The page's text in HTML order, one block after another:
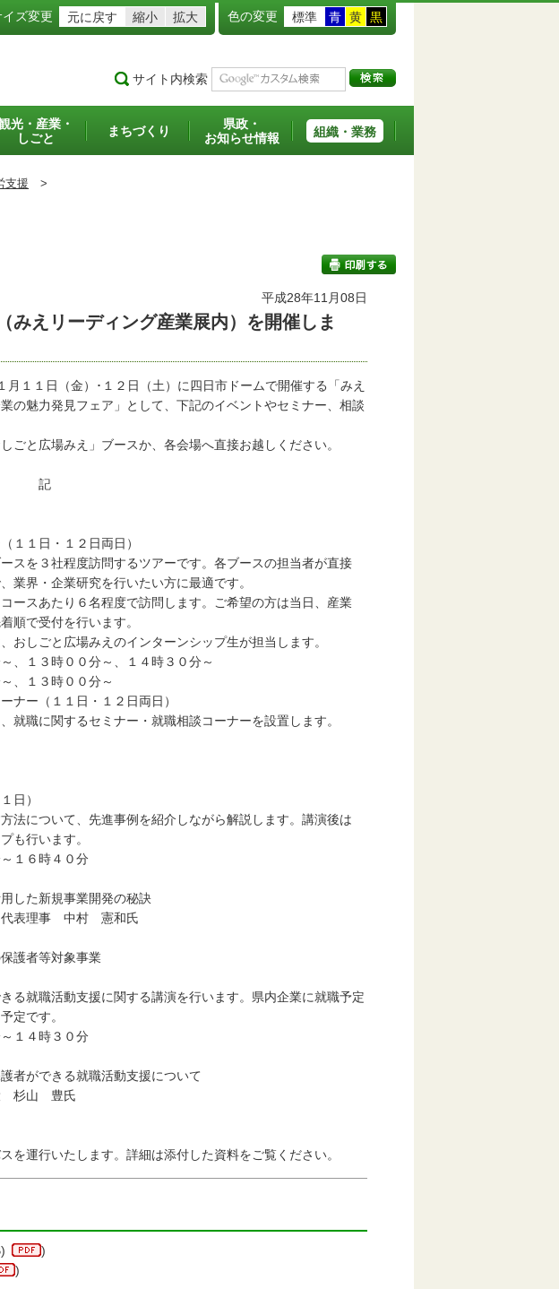
ズ変更 元に戻す 縮小 拡大 色の変更 標準 青 黄 黒
サイト内検索
光・産業・
しごと
まちづくり
県政・
お知らせ情報
組織・業務
支援 >
平成28年11月08日
みえリーディング産業展内）を開催しま
１１日（金）･１２日（土）に四日市ドームで開催する「みえ
の魅力発見フェア」として、下記のイベントやセミナー、相談
と広場みえ」ブースか、各会場へ直接お越しください。
１日・１２日両日）
を３社程度訪問するツアーです。各ブースの担当者が直接
界・企業研究を行いたい方に最適です。
スあたり６名程度で訪問します。ご希望の方は当日、産業
順で受付を行います。
しごと広場みえのインターンシップ生が担当します。
、１３時００分～、１４時３０分～
１３時００分～
ー（１１日・１２日両日）
職に関するセミナー・就職相談コーナーを設置します。
日）
について、先進事例を紹介しながら解説します。講演後は
も行います。
１６時４０分
した新規事業開発の秘訣
代表理事 中村 憲和氏
護者等対象事業
就職活動支援に関する講演を行います。県内企業に就職予定
定です。
１４時３０分
者ができる就職活動支援について
杉山 豊氏
運行いたします。詳細は添付した資料をご覧ください。
)
)